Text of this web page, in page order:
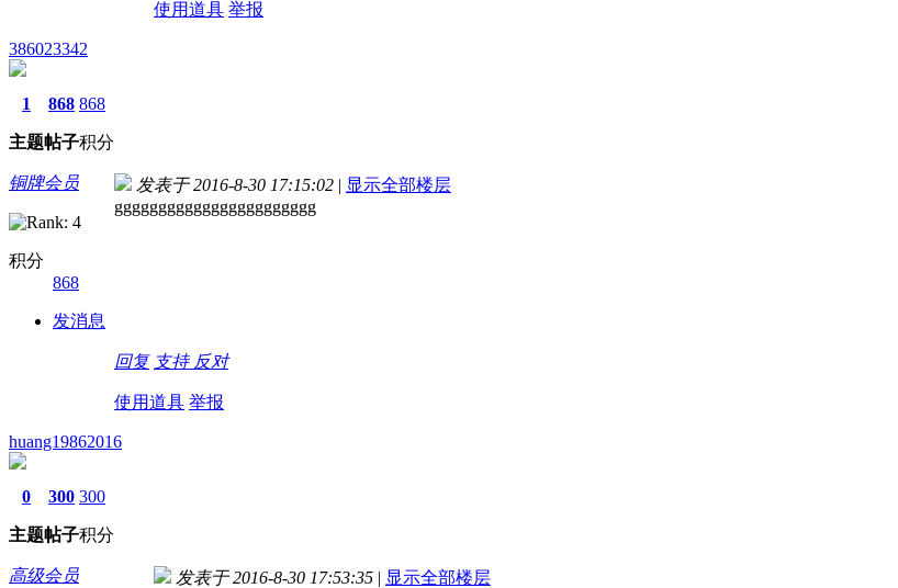
使用道具 举报
386023342
1
主题
868
帖子
868
积分
铜牌会员
积分
868
发消息
发表于 2016-8-30 17:15:02 | 显示全部楼层
ggggggggggggggggggggggg
回复 支持 反对
使用道具 举报
huang19862016
0
主题
300
帖子
300
积分
高级会员 发表于 2016-8-30 17:53:35 | 显示全部楼层